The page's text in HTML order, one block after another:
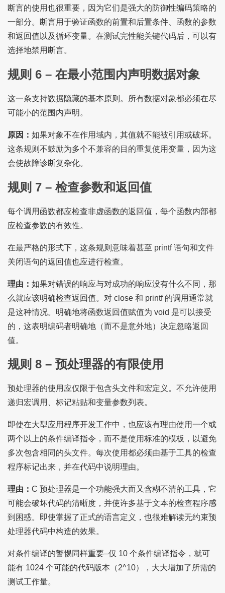
断言的使用也很重要，因为它们是强大的防御性编码策略的
一部分。断言用于验证函数的前置和后置条件、函数的参数
和返回值以及循环变量。在测试完性能关键代码后，可以有
选择地禁用断言。
规则 6 – 在最小范围内声明数据对象
这一条支持数据隐藏的基本原则。所有数据对象都必须在尽
可能小的范围内声明。
原因： 如果对象不在作用域内，其值就不能被引用或破坏。
这条规则不鼓励为多个不兼容的目的重复使用变量，因为这
会使故障诊断复杂化。
规则 7 – 检查参数和返回值
每个调用函数都应检查非虚函数的返回值，每个函数内部都
应检查参数的有效性。
在最严格的形式下，这条规则意味着甚至 printf 语句和文件
关闭语句的返回值也应进行检查。
理由： 如果对错误的响应与对成功的响应没有什么不同，那
么就应该明确检查返回值。对 close 和 printf 的调用通常就
是这种情况。明确地将函数返回值赋值为 void 是可以接受
的，这表明编码者明确地（而不是意外地）决定忽略返回
值。
规则 8 – 预处理器的有限使用
预处理器的使用应仅限于包含头文件和宏定义。不允许使用
递归宏调用、标记粘贴和变量参数列表。
即使在大型应用程序开发工作中，也应该有理由使用一个或
两个以上的条件编译指令，而不是使用标准的模板，以避免
多次包含相同的头文件。每次使用都必须由基于工具的检查
程序标记出来，并在代码中说明理由。
理由： C 预处理器是一个功能强大而又含糊不清的工具，它
可能会破坏代码的清晰度，并使许多基于文本的检查程序感
到困惑。即使掌握了正式的语言定义，也很难解读无约束预
处理器代码中构造的效果。
对条件编译的警惕同样重要–仅 10 个条件编译指令，就可
能有 1024 个可能的代码版本（2^10），大大增加了所需的
测试工作量。